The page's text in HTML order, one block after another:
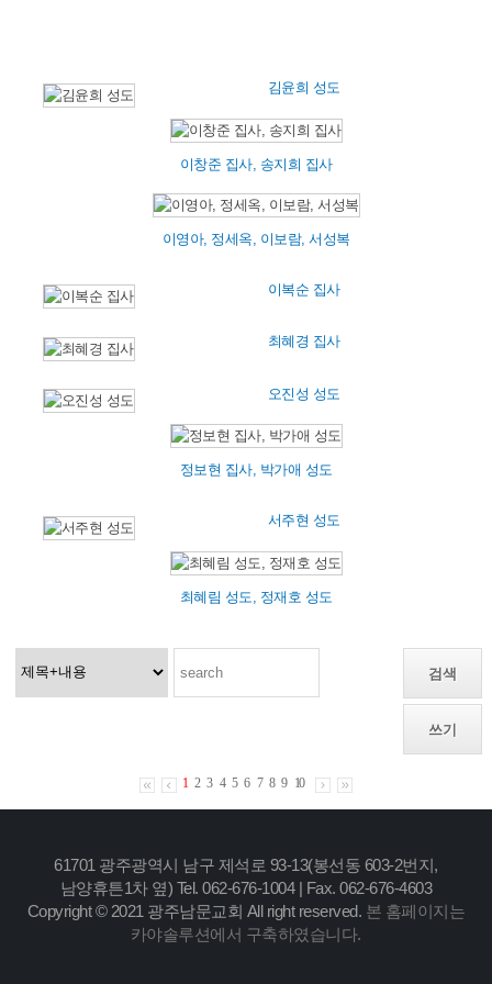
김윤희 성도
이창준 집사, 송지희 집사
이영아, 정세옥, 이보람, 서성복
이복순 집사
최혜경 집사
오진성 성도
정보현 집사, 박가애 성도
서주현 성도
최혜림 성도, 정재호 성도
검색
쓰기
1 2 3 4 5 6 7 8 9 10
61701 광주광역시 남구 제석로 93-13(봉선동 603-2번지,
남양휴튼1차 옆) Tel. 062-676-1004 | Fax. 062-676-4603
Copyright © 2021 광주남문교회 All right reserved. 본 홈페이지는
카야솔루션에서 구축하였습니다.